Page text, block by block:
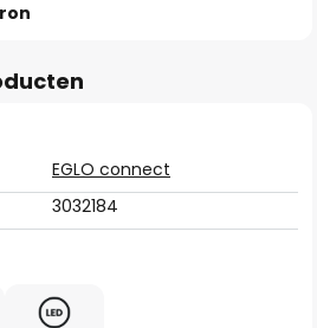
EGLO connect
3032184